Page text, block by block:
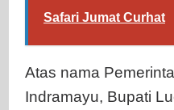
Safari Jumat Curhat
Atas nama
Indramayu, Bupati